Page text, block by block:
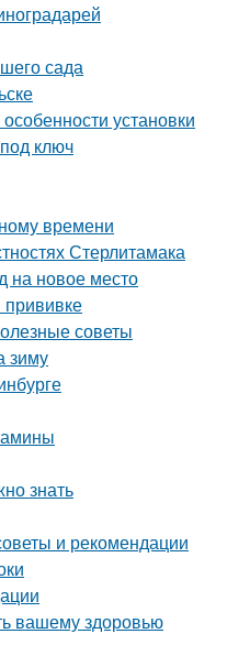
сада
установки
ключ
времени
Стерлитамака
на новое место
советы
зиму
знать
и рекомендации
вашему здоровью